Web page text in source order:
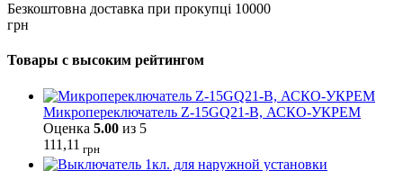
Безкоштовна доставка при прокупці 10000
грн
Товары с высоким рейтингом
Микропереключатель Z-15GQ21-B, АСКО-УКРЕМ
Оценка 5.00 из 5
111,11 грн